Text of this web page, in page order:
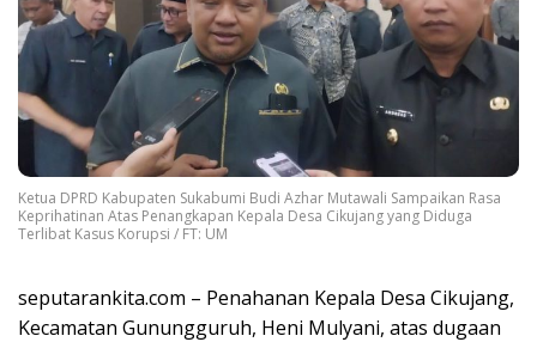
Ketua DPRD Kabupaten Sukabumi Budi Azhar Mutawali Sampaikan Rasa
Keprihatinan Atas Penangkapan Kepala Desa Cikujang yang Diduga
Terlibat Kasus Korupsi / FT: UM
seputarankita.com – Penahanan Kepala Desa Cikujang,
Kecamatan Gunungguruh, Heni Mulyani, atas dugaan